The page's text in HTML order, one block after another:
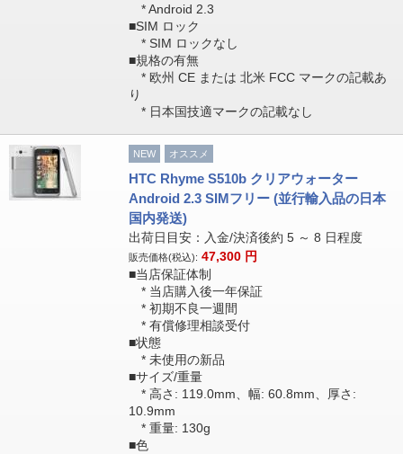
* Android 2.3
■SIM ロック
* SIM ロックなし
■規格の有無
* 欧州 CE または 北米 FCC マークの記載あ
り
* 日本国技適マークの記載なし
NEW オススメ
HTC Rhyme S510b クリアウォーター
Android 2.3 SIMフリー (並行輸入品の日本
国内発送)
出荷日目安：入金/決済後約 5 ～ 8 日程度
販売価格(税込): 47,300 円
■当店保証体制
* 当店購入後一年保証
* 初期不良一週間
* 有償修理相談受付
■状態
* 未使用の新品
■サイズ/重量
* 高さ: 119.0mm、幅: 60.8mm、厚さ:
10.9mm
* 重量: 130g
■色